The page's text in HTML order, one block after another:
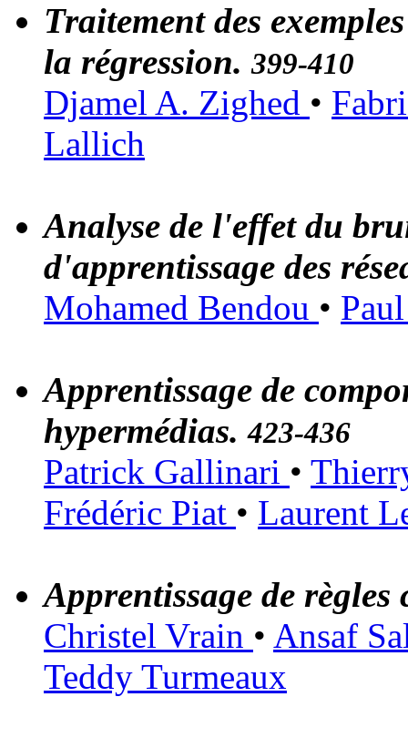
Traitement des
la régression.399-410
Djamel A. Zighed •
Lallich
Analyse de l'effet du
d'apprentissage des
Mohamed Bendou •
Apprentissage de
hypermédias.423-436
Patrick Gallinari •
Frédéric Piat • Laurent
Apprentissage de
Christel Vrain • Ansaf
Teddy Turmeaux